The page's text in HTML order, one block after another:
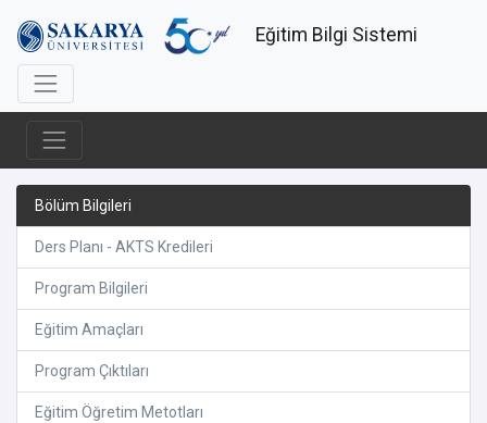
Eğitim Bilgi Sistemi
Bölüm Bilgileri
Ders Planı - AKTS Kredileri
Program Bilgileri
Eğitim Amaçları
Program Çıktıları
Eğitim Öğretim Metotları